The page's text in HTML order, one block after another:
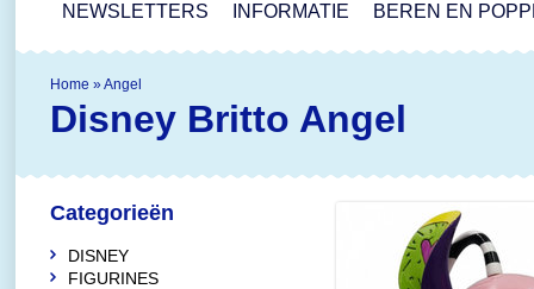
NEWSLETTERS
INFORMATIE BEREN EN
Home »Angel
Disney Britto Angel
Categorieën
DISNEY
FIGURINES